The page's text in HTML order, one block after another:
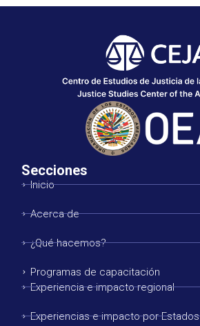
Secciones
Inicio
Acerca de
¿Qué hacemos?
Programas de capacitación
Experiencia e impacto regional
Experiencias e impacto por Estados